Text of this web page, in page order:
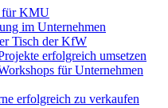
für KMU
im Unternehmen
Tisch der KfW
erfolgreich umsetzen
für Unternehmen
erfolgreich zu verkaufen